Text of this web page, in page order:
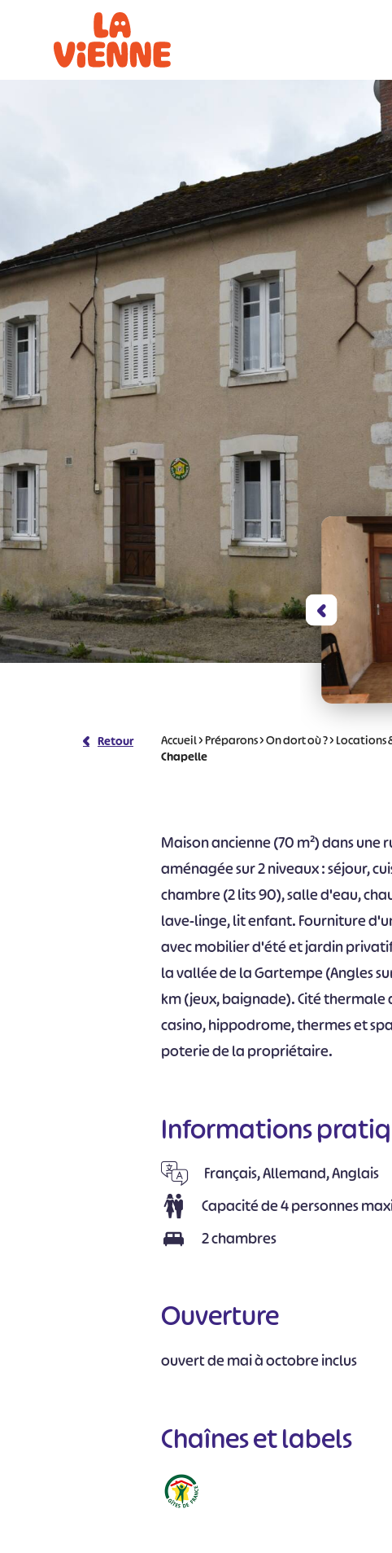
Retour Accueil>Préparons>On dort où ?>Locations
Chapelle
Maison ancienne (70 m²) dans
aménagée sur 2 niveaux : séjour,
chambre (2 lits 90), salle d'eau,
lave-linge, lit enfant. Fourniture
avec mobilier d'été et jardin
la vallée de la Gartempe (Angles
km (jeux, baignade). Cité thermale
casino, hippodrome, thermes et
poterie de la propriétaire.
Informations
Français, Allemand, Anglais
Capacité de 4 personnes
2 chambres
Ouverture
ouvert de mai à octobre inclus
Chaînes et labels
Panneau de gestion des cookies